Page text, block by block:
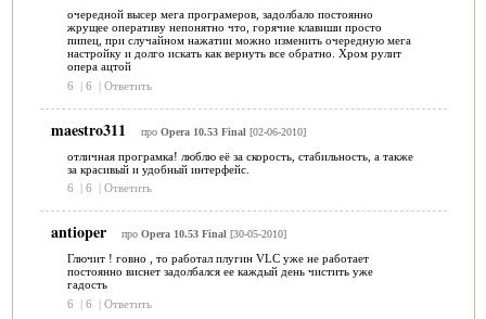
очередной высер мега програмеров, задолбало постоянно
жрущее оперативу непонятно что, горячие клавиши просто
пипец, при случайном нажатии можно изменить очередную мега
настройку и долго искать как вернуть все обратно. Хром рулит
опера ацтой
6
| 6 | Ответить
maestro311 про Opera 10.53 Final [02-06-2010]
отличная програмка! люблю её за скорость, стабильность, а также
за красивый и удобный интерфейс.
6
| 6 | Ответить
antioper про Opera 10.53 Final [30-05-2010]
Глючит ! говно , то работал плугин VLC уже не работает
постоянно виснет задолбался ее каждый день чистить уже
гадость
6
| 6 | Ответить